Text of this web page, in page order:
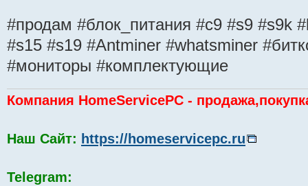
#продам #блок_питания #с9 #s9 #s9k
#s15 #s19 #Antminer #whatsminer
#мониторы #комплектующие
Компания HomeServicePC -
Наш Сайт: https://homeservicepc.ru
Telegram: